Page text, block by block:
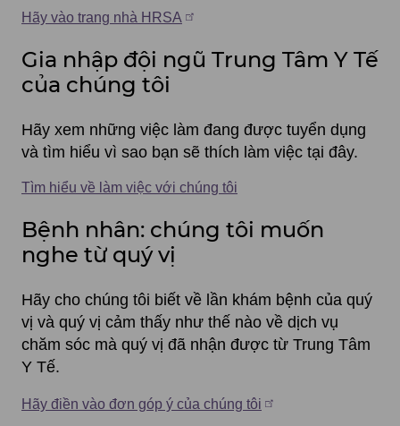
Hãy vào trang nhà HRSA
Gia nhập đội ngũ Trung Tâm Y Tế
của chúng tôi
Hãy xem những việc làm đang được tuyển dụng
và tìm hiểu vì sao bạn sẽ thích làm việc tại đây.
Tìm hiểu về làm việc với chúng tôi
Bệnh nhân: chúng tôi muốn
nghe từ quý vị
Hãy cho chúng tôi biết về lần khám bệnh của quý
vị và quý vị cảm thấy như thế nào về dịch vụ
chăm sóc mà quý vị đã nhận được từ Trung Tâm
Y Tế.
Hãy điền vào đơn góp ý của chúng tôi